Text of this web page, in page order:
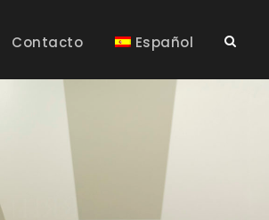
Contacto Español